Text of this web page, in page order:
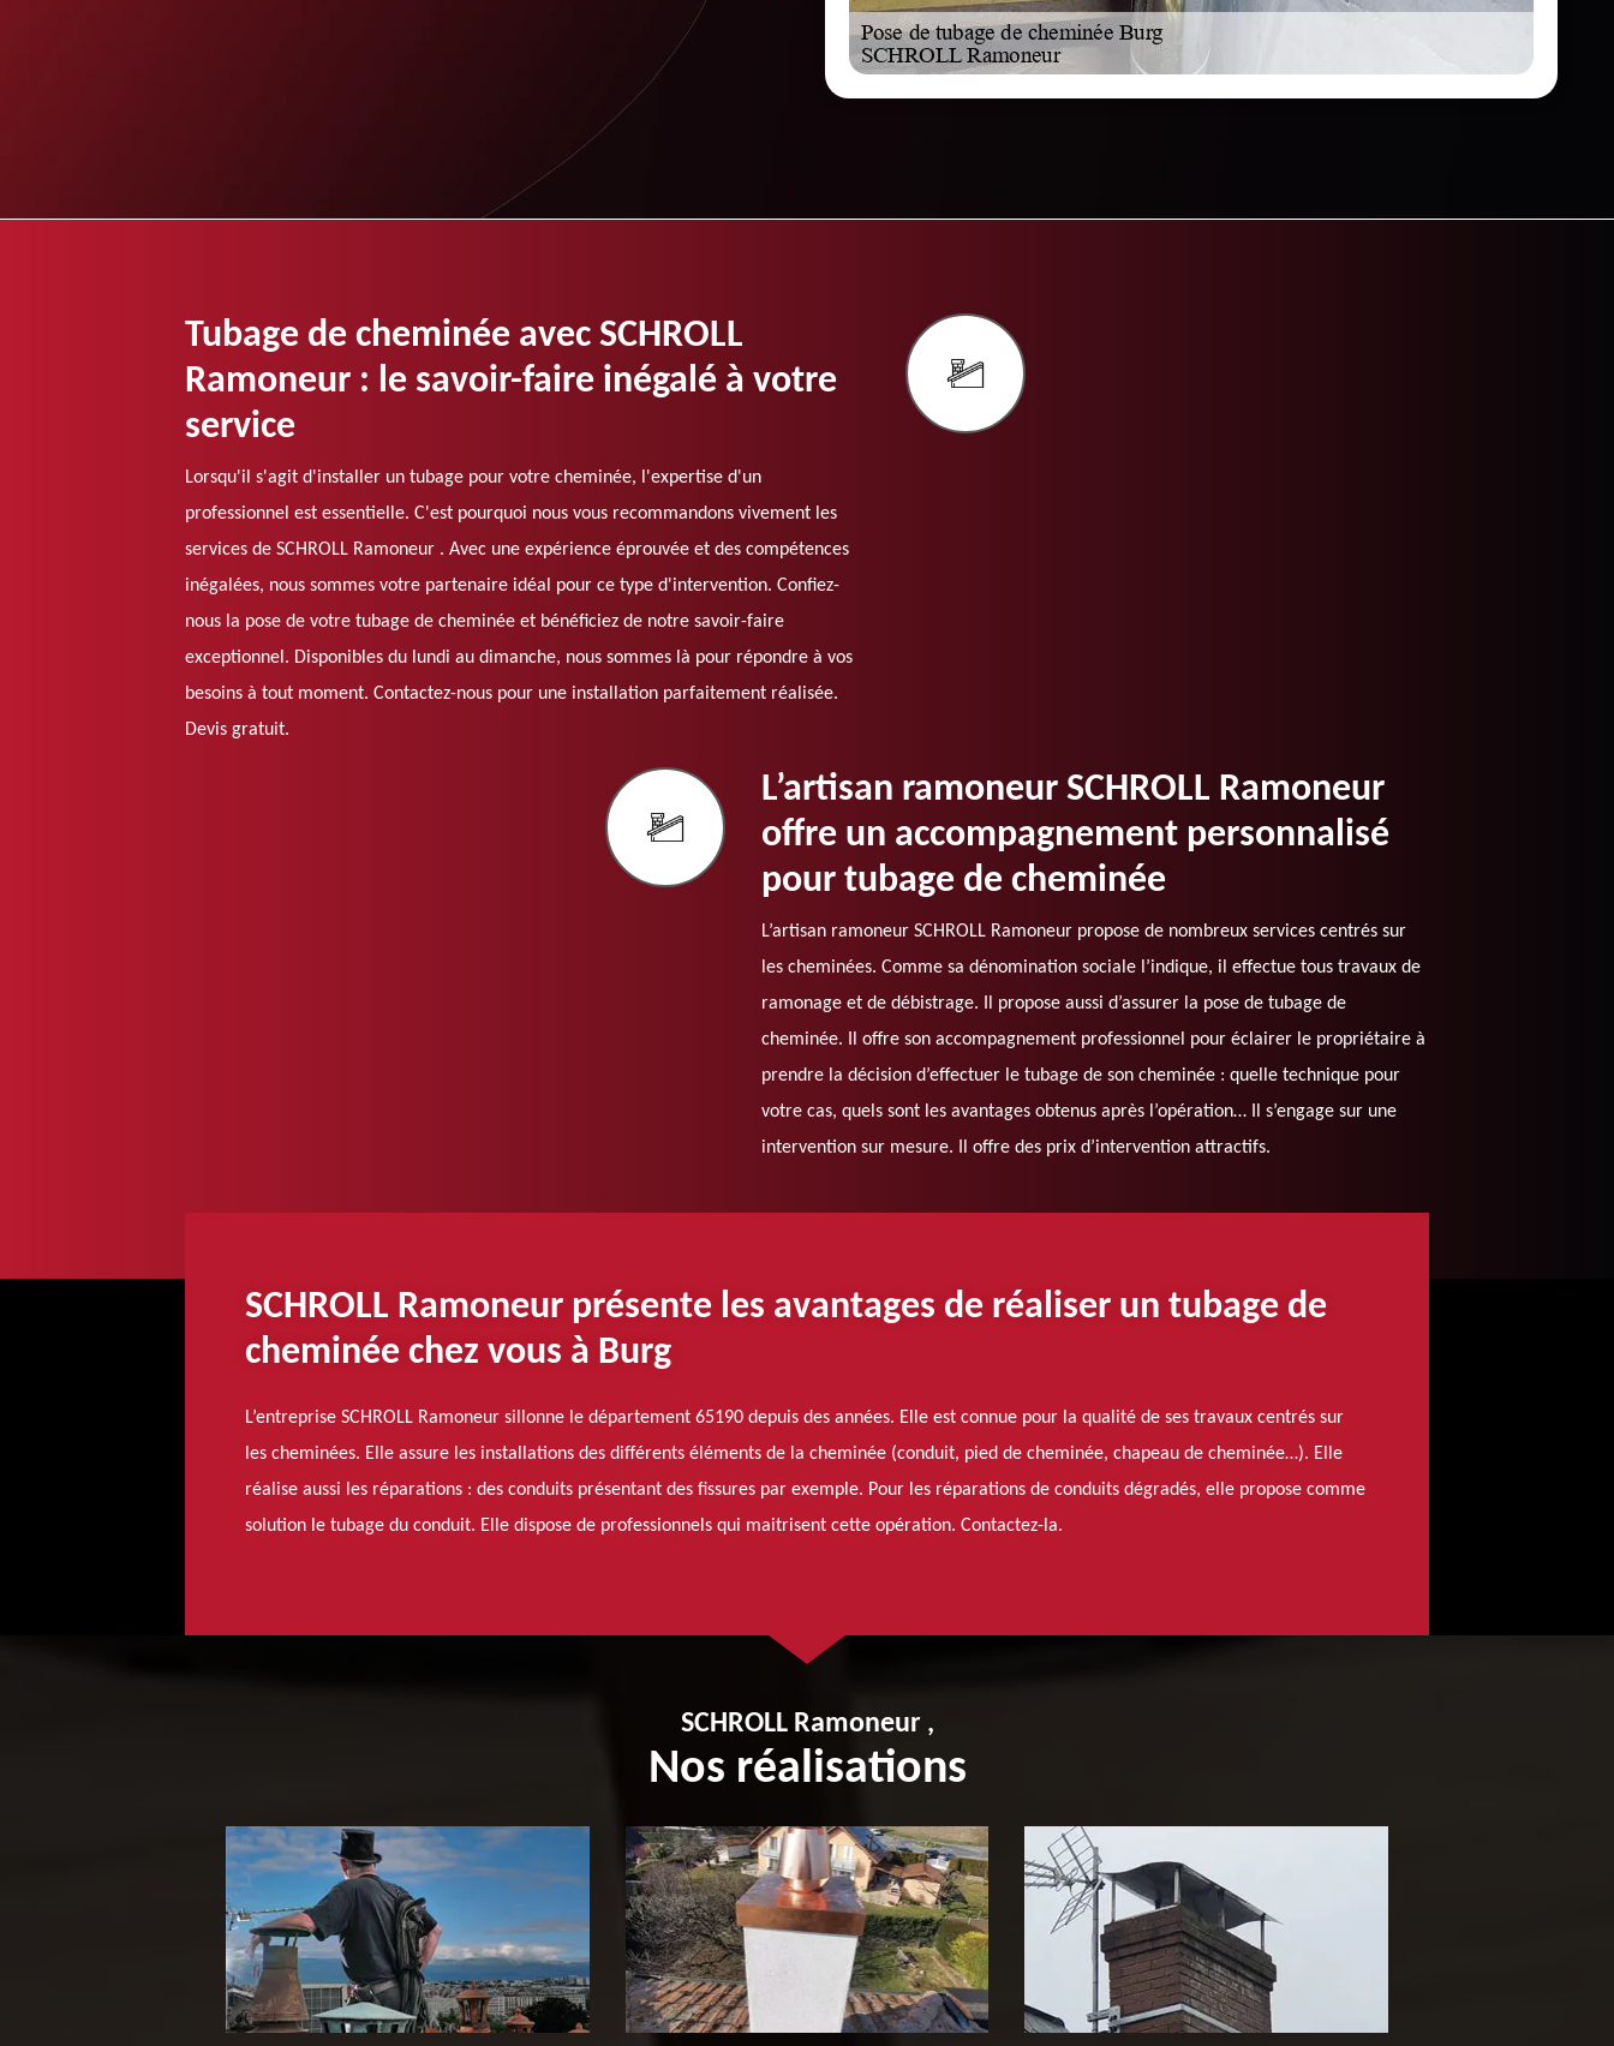
Tubage de cheminée avec SCHROLL
Ramoneur : le savoir-faire inégalé à votre
service
Lorsqu'il s'agit d'installer un tubage pour votre cheminée, l'expertise d'un
professionnel est essentielle. C'est pourquoi nous vous recommandons vivement les
services de SCHROLL Ramoneur . Avec une expérience éprouvée et des compétences
inégalées, nous sommes votre partenaire idéal pour ce type d'intervention. Confiez-
nous la pose de votre tubage de cheminée et bénéficiez de notre savoir-faire
exceptionnel. Disponibles du lundi au dimanche, nous sommes là pour répondre à vos
besoins à tout moment. Contactez-nous pour une installation parfaitement réalisée.
Devis gratuit.
L’artisan ramoneur SCHROLL Ramoneur
offre un accompagnement personnalisé
pour tubage de cheminée
L’artisan ramoneur SCHROLL Ramoneur propose de nombreux services centrés sur
les cheminées. Comme sa dénomination sociale l’indique, il effectue tous travaux de
ramonage et de débistrage. Il propose aussi d’assurer la pose de tubage de
cheminée. Il offre son accompagnement professionnel pour éclairer le propriétaire à
prendre la décision d’effectuer le tubage de son cheminée : quelle technique pour
votre cas, quels sont les avantages obtenus après l’opération… Il s’engage sur une
intervention sur mesure. Il offre des prix d’intervention attractifs.
SCHROLL Ramoneur présente les avantages de réaliser un tubage de
cheminée chez vous à Burg
L’entreprise SCHROLL Ramoneur sillonne le département 65190 depuis des années. Elle est connue pour la qualité de ses travaux centrés sur
les cheminées. Elle assure les installations des différents éléments de la cheminée (conduit, pied de cheminée, chapeau de cheminée…). Elle
réalise aussi les réparations : des conduits présentant des fissures par exemple. Pour les réparations de conduits dégradés, elle propose comme
solution le tubage du conduit. Elle dispose de professionnels qui maitrisent cette opération. Contactez-la.
SCHROLL Ramoneur ,
Nos réalisations
Ramoneur 65
Pose de tubage de cheminée
65
Pose de chapeau de
cheminée 65